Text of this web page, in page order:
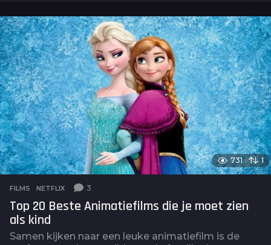
a
r
a
g
o
731 1
FILMS ,NETFLIX 3
Top 20 Beste Animatiefilms die je moet zien
als kind
Samen kijken naar een leuke animatiefilm is de